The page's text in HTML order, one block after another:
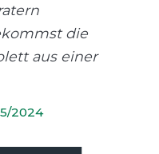
die
aus einer
2024